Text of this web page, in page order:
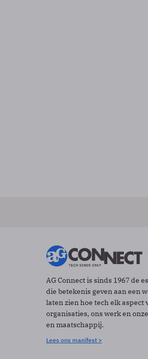
AG Connect is sinds 1967 de
die betekenis geven aan een
laten zien hoe tech elk aspect
organisaties, ons werk en
en maatschappij.
Lees ons manifest >